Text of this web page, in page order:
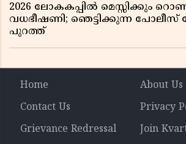
2026 ലോകകപ്പിൽ മെസ്സിക്കും
വധഭീഷണി; ഞെട്ടിക്കുന്ന
പുറത്ത്
Home
About Us
Contact Us
Privacy
Grievance Redressal
Join